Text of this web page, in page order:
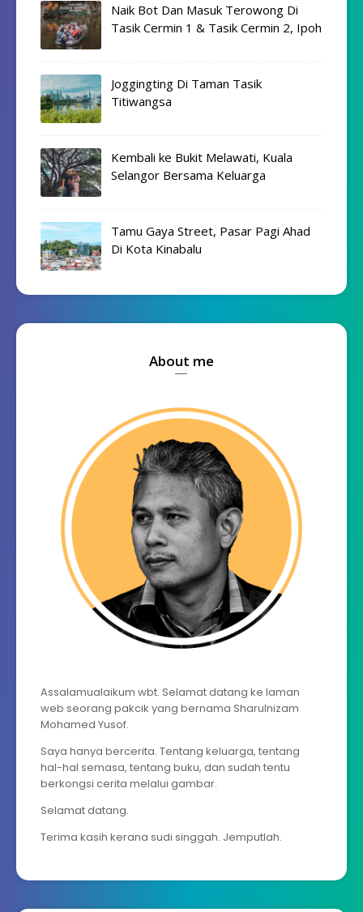
Naik Bot Dan Masuk Terowong Di
Tasik Cermin 1 & Tasik Cermin 2, Ipoh
Joggingting Di Taman Tasik
Titiwangsa
Kembali ke Bukit Melawati, Kuala
Selangor Bersama Keluarga
Tamu Gaya Street, Pasar Pagi Ahad
Di Kota Kinabalu
About me
Assalamualaikum wbt. Selamat datang ke laman
web seorang pakcik yang bernama Sharulnizam
Mohamed Yusof.
Saya hanya bercerita. Tentang keluarga, tentang
hal-hal semasa, tentang buku, dan sudah tentu
berkongsi cerita melalui gambar.
Selamat datang.
Terima kasih kerana sudi singgah. Jemputlah.